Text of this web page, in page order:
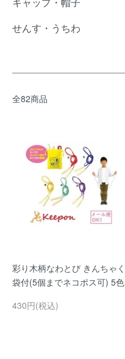
せんす・うちわ
全82商品
彩り木柄なわとび きんちゃく
袋付(5個までネコポス可) 5色
430円(税込)